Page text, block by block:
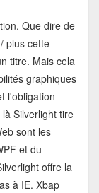
Que dire de
plus cette
titre. Mais cela
graphiques
l'obligation
Silverlight tire
sont les
et du
offre la
à IE. Xbap